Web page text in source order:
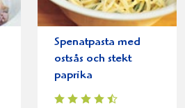
Spenatpasta med
ostsås och stekt
paprika